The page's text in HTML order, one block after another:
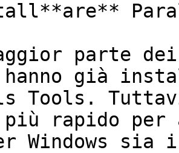
parte
hanno già
Tools.
più rapido
Windows